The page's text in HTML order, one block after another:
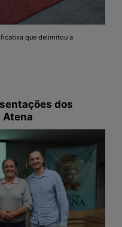
que delimitou a
dos
Atena